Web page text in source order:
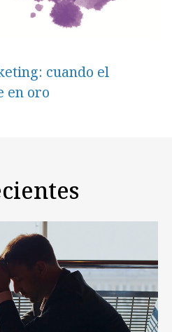
cuando el
en oro